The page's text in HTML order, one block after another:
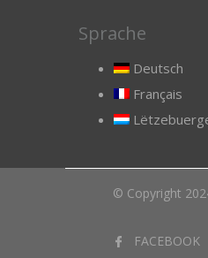
Sprache
Deutsch
Français
© Copyright
FACEBOOK